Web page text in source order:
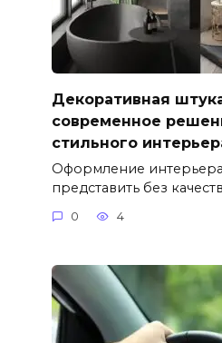
Декоративная
современное
стильного
Оформление
представить без
0 4